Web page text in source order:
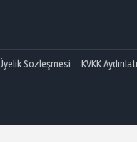
Sözleşmesi
KVKK